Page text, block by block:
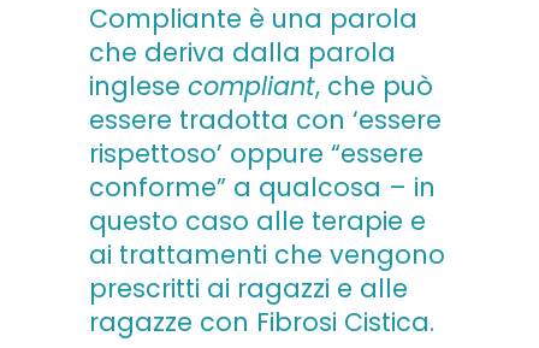
Compliante è una parola
che deriva dalla parola
inglese compliant, che può
essere tradotta con ‘essere
rispettoso’ oppure “essere
conforme” a qualcosa – in
questo caso alle terapie e
ai trattamenti che vengono
prescritti ai ragazzi e alle
ragazze con Fibrosi Cistica.